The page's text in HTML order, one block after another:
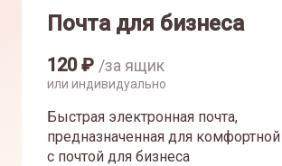
Почта для бизнеса
120₽ /за ящик
или индивидуально
Быстрая электронная почта,
предназначенная для
с почтой для бизнеса